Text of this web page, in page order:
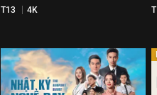
T13 4K